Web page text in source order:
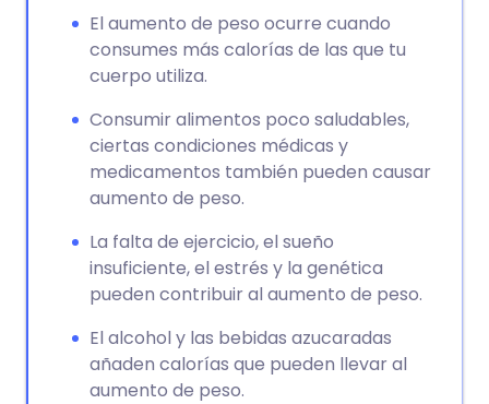
El aumento de peso ocurre cuando
consumes más calorías de las que tu
cuerpo utiliza.
Consumir alimentos poco saludables,
ciertas condiciones médicas y
medicamentos también pueden causar
aumento de peso.
La falta de ejercicio, el sueño
insuficiente, el estrés y la genética
pueden contribuir al aumento de peso.
El alcohol y las bebidas azucaradas
añaden calorías que pueden llevar al
aumento de peso.